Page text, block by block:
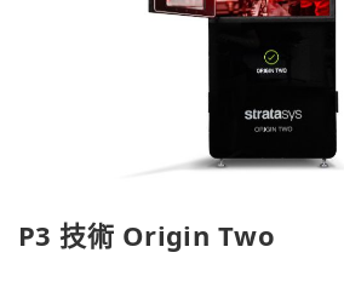
P3 技術 Origin Two